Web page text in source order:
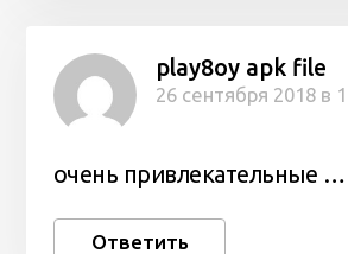
play8oy apk file
26 сентября 2018 в
очень привлекательные …
Ответить